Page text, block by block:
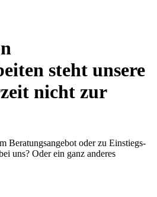
steht unsere
nicht zur
Beratungsangebot oder zu Einstiegs-
uns? Oder ein ganz anderes